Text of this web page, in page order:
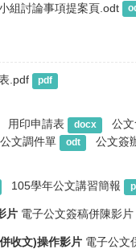
組討論事項提案頁.odt
.pdf pdf
用印申請表 docx 公
公文調件單 odt 公文簽
105學年公文講習簡報
片 電子公文簽稿併陳影片
收文)操作影片 電子公文